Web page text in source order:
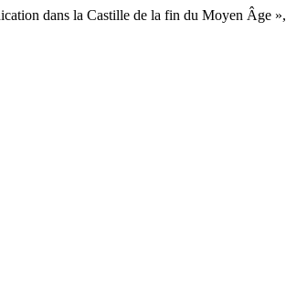
dans la Castille de la fin du Moyen Âge »,